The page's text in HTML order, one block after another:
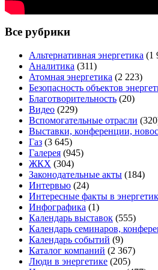
Все рубрики
Альтернативная энергетика (1
Аналитика (311)
Атомная энергетика (2 223)
Безопасность объектов
Благотворительность (20)
Видео (229)
Вспомогательные отрасли
Выставки, конференции,
Газ (3 645)
Галерея (945)
ЖКХ (304)
Законодательные акты (184)
Интервью (24)
Интересные факты в
Инфографика (1)
Календарь выставок (555)
Календарь семинаров,
Календарь событий (9)
Каталог компаний (2 367)
Люди в энергетике (205)